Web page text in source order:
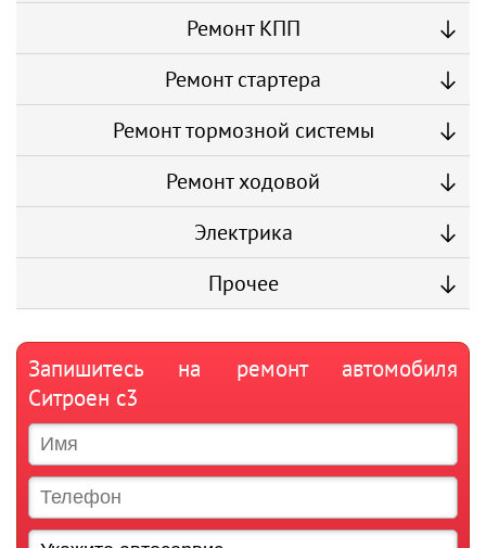
Ремонт КПП
Ремонт стартера
Ремонт тормозной системы
Ремонт ходовой
Электрика
Прочее
Запишитесь на ремонт автомобиля
Ситроен с3